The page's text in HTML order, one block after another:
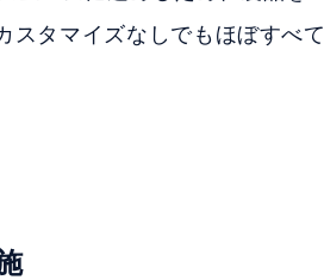
スタマイズなしでもほぼすべて